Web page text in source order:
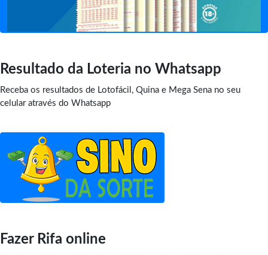
Resultado da Loteria no Whatsapp
Receba os resultados de Lotofácil, Quina e Mega Sena no seu
celular através do Whatsapp
Fazer Rifa online